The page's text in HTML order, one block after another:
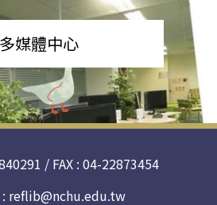
多媒體中心
/ FAX : 04-22873454
reflib@nchu.edu.tw